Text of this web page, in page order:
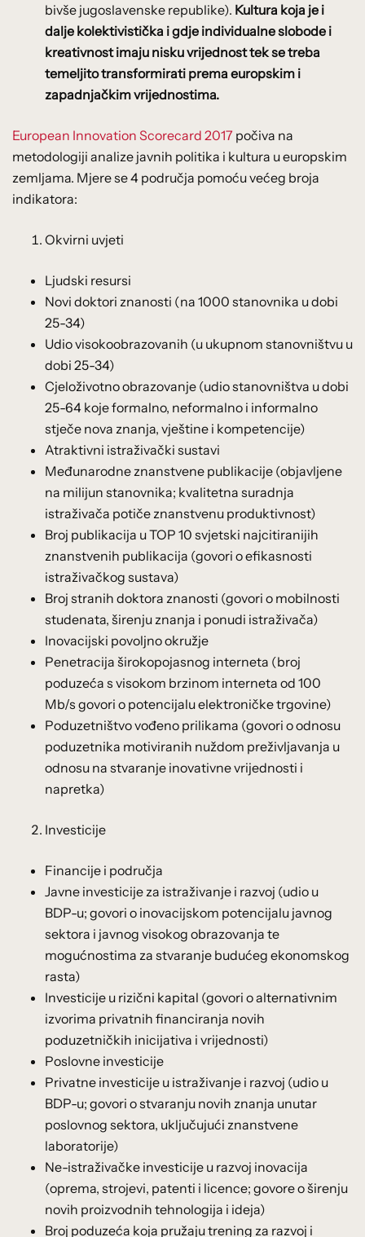
bivše jugoslavenske republike). Kultura koja je i
dalje kolektivistička i gdje individualne slobode i
kreativnost imaju nisku vrijednost tek se treba
temeljito transformirati prema europskim i
zapadnjačkim vrijednostima.
European Innovation Scorecard 2017 počiva na
metodologiji analize javnih politika i kultura u europskim
zemljama. Mjere se 4 područja pomoću većeg broja
indikatora:
Okvirni uvjeti
Ljudski resursi
Novi doktori znanosti (na 1000 stanovnika u dobi
25-34)
Udio visokoobrazovanih (u ukupnom stanovništvu u
dobi 25-34)
Cjeloživotno obrazovanje (udio stanovništva u dobi
25-64 koje formalno, neformalno i informalno
stječe nova znanja, vještine i kompetencije)
Atraktivni istraživački sustavi
Međunarodne znanstvene publikacije (objavljene
na milijun stanovnika; kvalitetna suradnja
istraživača potiče znanstvenu produktivnost)
Broj publikacija u TOP 10 svjetski najcitiranijih
znanstvenih publikacija (govori o efikasnosti
istraživačkog sustava)
Broj stranih doktora znanosti (govori o mobilnosti
studenata, širenju znanja i ponudi istraživača)
Inovacijski povoljno okružje
Penetracija širokopojasnog interneta (broj
poduzeća s visokom brzinom interneta od 100
Mb/s govori o potencijalu elektroničke trgovine)
Poduzetništvo vođeno prilikama (govori o odnosu
poduzetnika motiviranih nuždom preživljavanja u
odnosu na stvaranje inovativne vrijednosti i
napretka)
Investicije
Financije i područja
Javne investicije za istraživanje i razvoj (udio u
BDP-u; govori o inovacijskom potencijalu javnog
sektora i javnog visokog obrazovanja te
mogućnostima za stvaranje budućeg ekonomskog
rasta)
Investicije u rizični kapital (govori o alternativnim
izvorima privatnih financiranja novih
poduzetničkih inicijativa i vrijednosti)
Poslovne investicije
Privatne investicije u istraživanje i razvoj (udio u
BDP-u; govori o stvaranju novih znanja unutar
poslovnog sektora, uključujući znanstvene
laboratorije)
Ne-istraživačke investicije u razvoj inovacija
(oprema, strojevi, patenti i licence; govore o širenju
novih proizvodnih tehnologija i ideja)
Broj poduzeća koja pružaju trening za razvoj i